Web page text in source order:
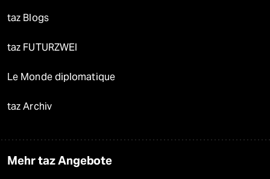
taz Blogs
taz FUTURZWEI
Le Monde diplomatique
taz Archiv
Mehr taz Angebote